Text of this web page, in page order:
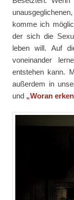
komme ich
der sich die
leben will. Auf
voneinander
entstehen kann.
außerdem in
und „Woran